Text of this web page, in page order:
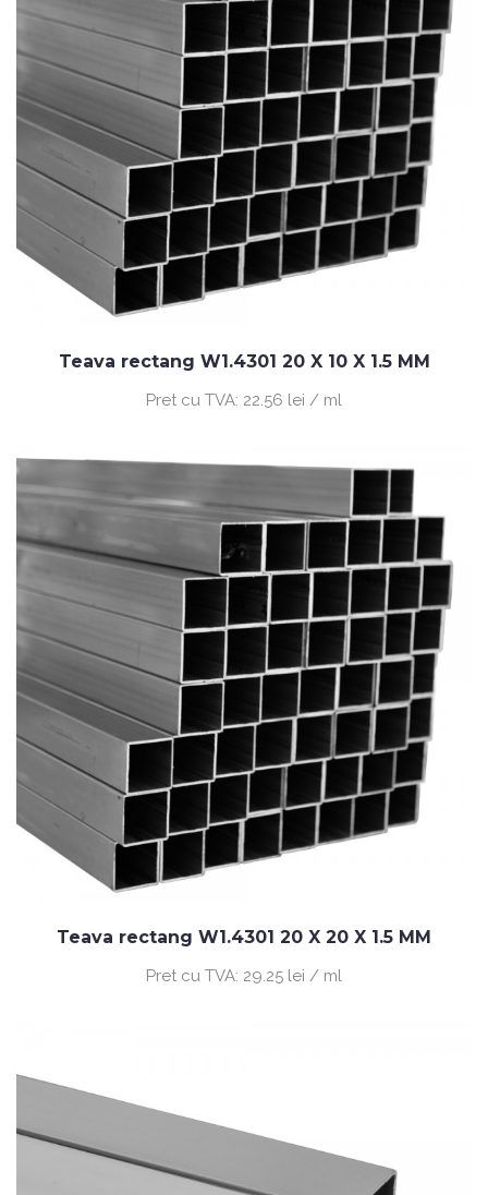
Teava rectang W1.4301 20 X 10 X 1.5 MM
Pret cu TVA: 22.56 lei / ml
Teava rectang W1.4301 20 X 20 X 1.5 MM
Pret cu TVA: 29.25 lei / ml